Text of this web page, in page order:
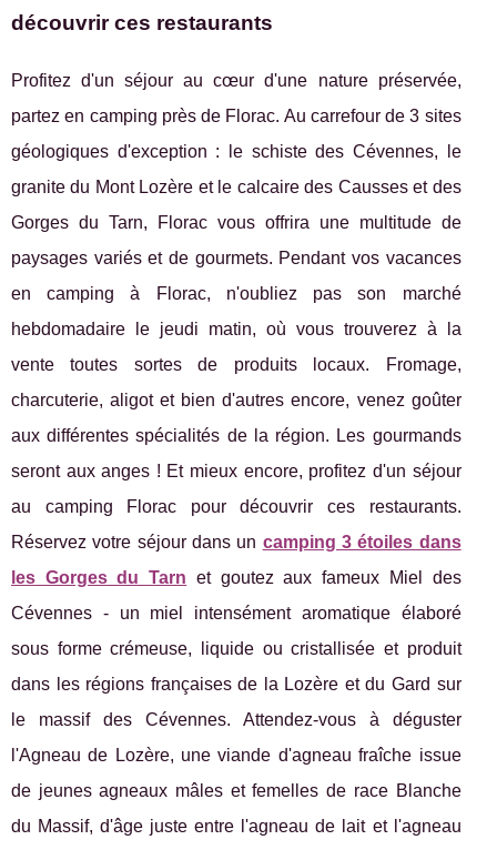
découvrir ces restaurants
Profitez d'un séjour au cœur d'une nature préservée,
partez en camping près de Florac. Au carrefour de 3 sites
géologiques d'exception : le schiste des Cévennes, le
granite du Mont Lozère et le calcaire des Causses et des
Gorges du Tarn, Florac vous offrira une multitude de
paysages variés et de gourmets. Pendant vos vacances
en camping à Florac, n'oubliez pas son marché
hebdomadaire le jeudi matin, où vous trouverez à la
vente toutes sortes de produits locaux. Fromage,
charcuterie, aligot et bien d'autres encore, venez goûter
aux différentes spécialités de la région. Les gourmands
seront aux anges ! Et mieux encore, profitez d'un séjour
au camping Florac pour découvrir ces restaurants.
Réservez votre séjour dans un camping 3 étoiles dans
les Gorges du Tarn et goutez aux fameux Miel des
Cévennes - un miel intensément aromatique élaboré
sous forme crémeuse, liquide ou cristallisée et produit
dans les régions françaises de la Lozère et du Gard sur
le massif des Cévennes. Attendez-vous à déguster
l'Agneau de Lozère, une viande d'agneau fraîche issue
de jeunes agneaux mâles et femelles de race Blanche
du Massif, d'âge juste entre l'agneau de lait et l'agneau